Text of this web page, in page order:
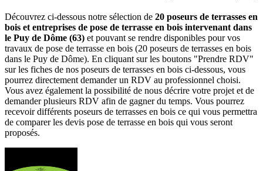
Découvrez ci-dessous notre sélection de 20 poseurs de terrasses en
bois et entreprises de pose de terrasse en bois intervenant dans
le Puy de Dôme (63) et pouvant se rendre disponibles pour vos
travaux de pose de terrasse en bois (20 poseurs de terrasses en bois
dans le Puy de Dôme). En cliquant sur les boutons "Prendre RDV"
sur les fiches de nos poseurs de terrasses en bois ci-dessous, vous
pourrez directement demander un RDV au professionnel choisi.
Vous avez également la possibilité de nous décrire votre projet et de
demander plusieurs RDV afin de gagner du temps. Vous pourrez
recevoir différents poseurs de terrasses en bois ce qui vous permettra
de comparer les devis pose de terrasse en bois qui vous seront
proposés.